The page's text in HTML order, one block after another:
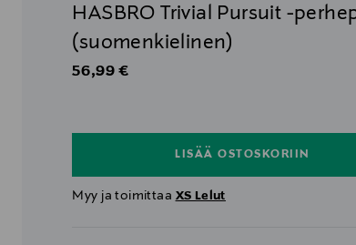
HASBRO Trivial Pursuit -
(suomenkielinen)
Original Price
56,99 €
LISÄÄ OSTOSKORIIN
Myy ja toimittaa XS Lelut